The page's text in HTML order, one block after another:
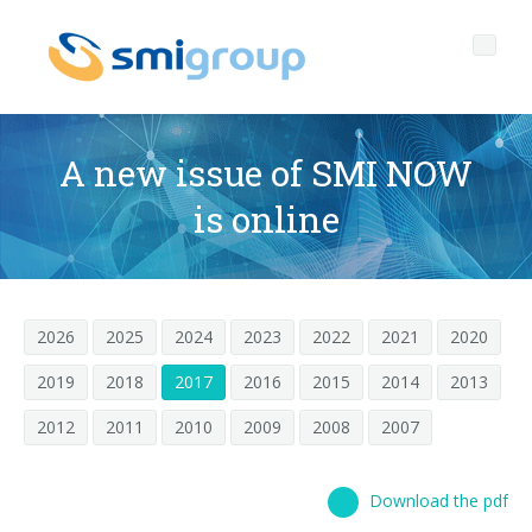
Profilo
Chi siamo
Dati chiave
Mission
Storia
Governance
Corporate governance
Codice Etico
Qualità, Ambiente e Sicurezza
Sostenibilità
Bottiglie senza etichetta
rPET
Prodotti
LINEE DI IMBOTTIGLIAMENTO
SOFFIATRICI PER BOTTIGLIE PET/ rPET
After sales
A new issue of SMI NOW
is online
2026 2025 2024 2023 2022 2021
2020
2019
2018 2017 2016 2015 2014
2013
2012
2011 2010 2009 2008 2007
Download the pdf